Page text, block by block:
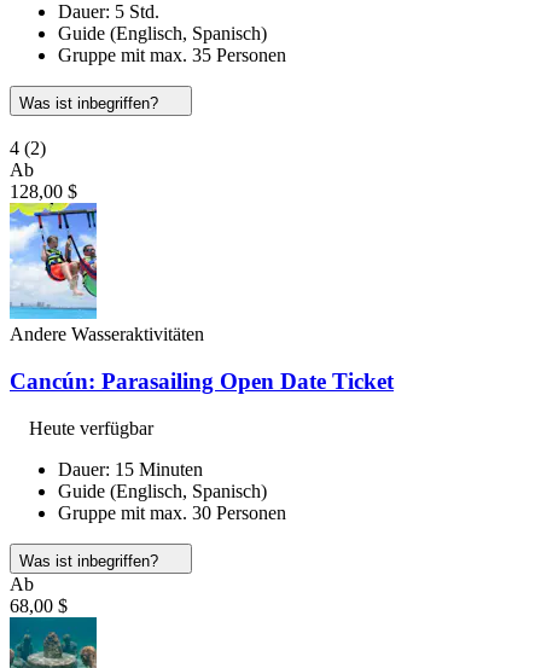
Dauer: 5 Std.
Guide (Englisch, Spanisch)
Gruppe mit max. 35 Personen
Was ist inbegriffen?
4 (2)
Ab
128,00 $
Andere Wasseraktivitäten
Cancún: Parasailing Open Date Ticket
Heute verfügbar
Dauer: 15 Minuten
Guide (Englisch, Spanisch)
Gruppe mit max. 30 Personen
Was ist inbegriffen?
Ab
68,00 $